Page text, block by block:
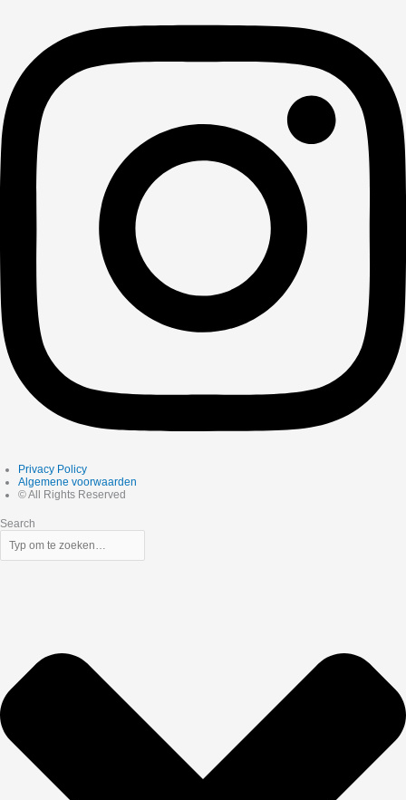
Privacy Policy
Algemene voorwaarden
© All Rights Reserved
Search